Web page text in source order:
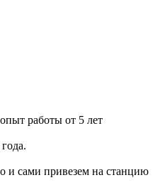
работы от 5 лет
и сами привезем на станцию